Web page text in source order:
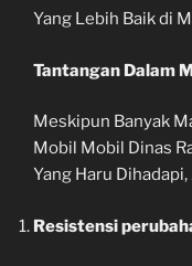
Yang Lebih Baik di
Tantangan Dalam
Meskipun Banyak
Mobil Mobil Dinas
Yang Haru
Resistensi